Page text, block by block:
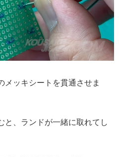
メッキシートを貫通させま
と、ランドが一緒に取れてし